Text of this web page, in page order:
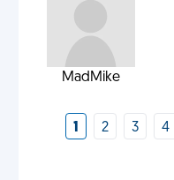
MadMike
1 2 3 4